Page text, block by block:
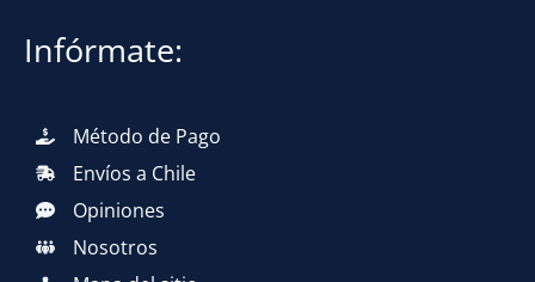
Infórmate:
Método de Pago
Envíos a Chile
Opiniones
Nosotros